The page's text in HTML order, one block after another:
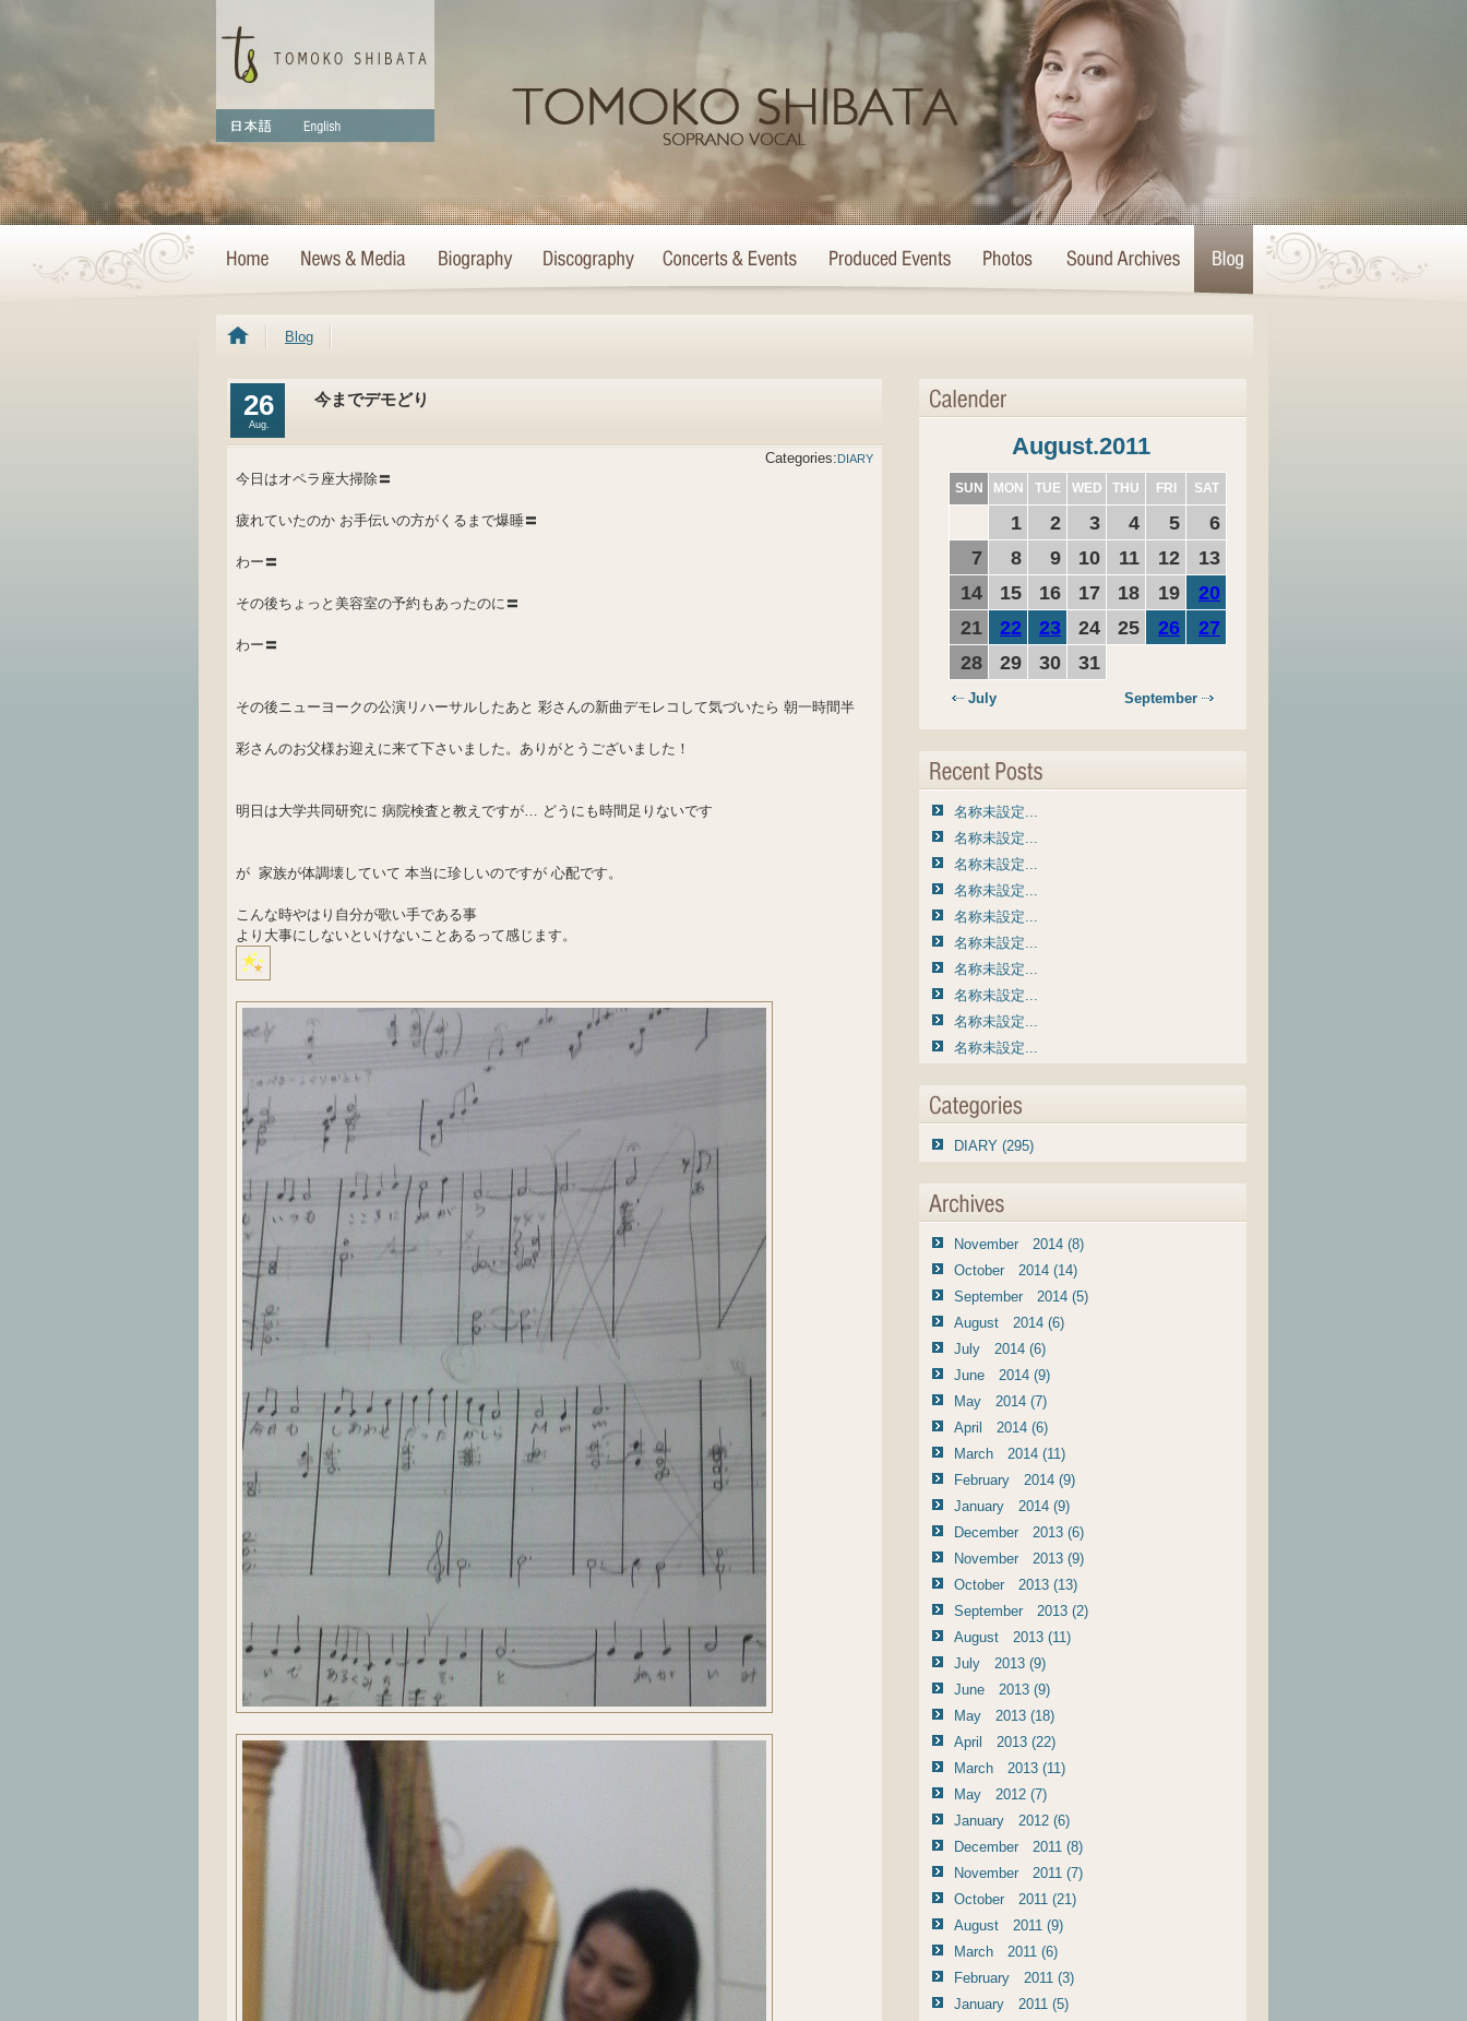
Blog
26
Aug.
今までデモどり
Categories:DIARY
今日はオペラ座大掃除〓
疲れていたのか お手伝いの方がくるまで爆睡〓
わー〓
その後ちょっと美容室の予約もあったのに〓
わー〓
その後ニューヨークの公演リハーサルしたあと 彩さんの新曲デモレコして気づいたら 朝一時間半
彩さんのお父様お迎えに来て下さいました。ありがとうございました！
明日は大学共同研究に 病院検査と教えですが… どうにも時間足りないです
が 家族が体調壊していて 本当に珍しいのですが 心配です。
こんな時やはり自分が歌い手である事
より大事にしないといけないことあるって感じます。
August.2011
SUN MON TUE WED THU FRI SAT
1 2 3 4 5
6
7
8 9 10 11 12
13
14
15 16 17 18 19
20
21
22 23 24 25 26
27
28
29 30 31
July September
名称未設定...
名称未設定...
名称未設定...
名称未設定...
名称未設定...
名称未設定...
名称未設定...
名称未設定...
名称未設定...
名称未設定...
DIARY (295)
November 2014 (8)
October 2014 (14)
September 2014 (5)
August 2014 (6)
July 2014 (6)
June 2014 (9)
May 2014 (7)
April 2014 (6)
March 2014 (11)
February 2014 (9)
January 2014 (9)
December 2013 (6)
November 2013 (9)
October 2013 (13)
September 2013 (2)
August 2013 (11)
July 2013 (9)
June 2013 (9)
May 2013 (18)
April 2013 (22)
March 2013 (11)
May 2012 (7)
January 2012 (6)
December 2011 (8)
November 2011 (7)
October 2011 (21)
August 2011 (9)
March 2011 (6)
February 2011 (3)
January 2011 (5)